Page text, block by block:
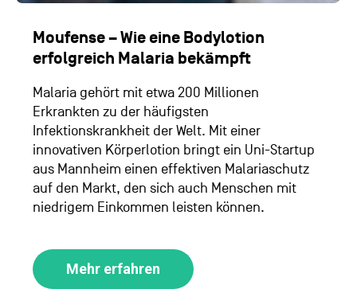
Moufense – Wie eine Bodylotion
erfolgreich Malaria bekämpft
Malaria gehört mit etwa 200 Millionen
Erkrankten zu der häufigsten
Infektionskrankheit der Welt. Mit einer
innovativen Körperlotion bringt ein Uni-Startup
aus Mannheim einen effektiven Malariaschutz
auf den Markt, den sich auch Menschen mit
niedrigem Einkommen leisten können.
Mehr erfahren